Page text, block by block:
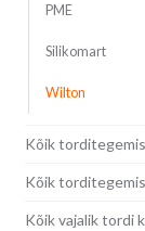
PME
Silikomart
Wilton
Kõik
Kõik
Kõik vajalik tordi